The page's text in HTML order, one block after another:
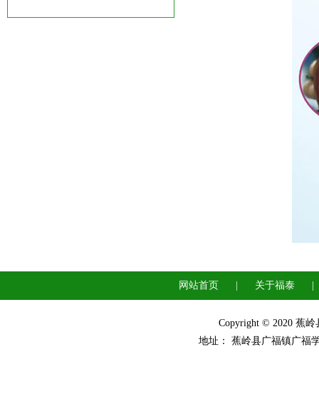
网站首页 关于福泰
Copyright © 2020 蕉
地址： 蕉岭县广福镇广福